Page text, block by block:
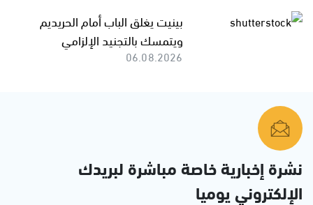
بينيت يغلق الباب أمام الحريديم
ويتمسك بالتجنيد الإلزامي
06.08.2026
نشرة إخبارية خاصة مباشرة لبريدك
الإلكتروني يوميا